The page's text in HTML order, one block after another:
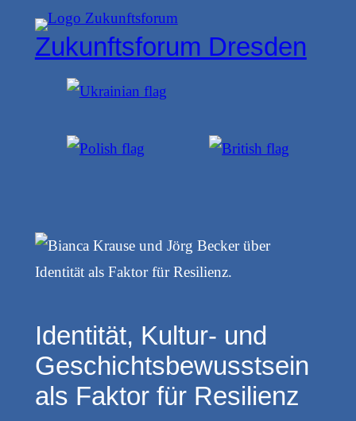
InhaltZukunftsforum Dresden
Identität, Kultur- und
Geschichtsbewusstsein
als Faktor für Resilienz